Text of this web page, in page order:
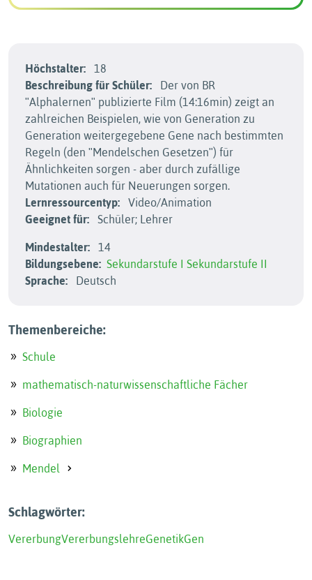
Höchstalter:
18
Beschreibung für Schüler:
Der von BR
ʺAlphalernenʺ publizierte Film (14:16min) zeigt an
zahlreichen Beispielen, wie von Generation zu
Generation weitergegebene Gene nach bestimmten
Regeln (den ʺMendelschen Gesetzenʺ) für
Ähnlichkeiten sorgen - aber durch zufällige
Mutationen auch für Neuerungen sorgen.
Lernressourcentyp:
Video/Animation
Geeignet für:
Schüler; Lehrer
Mindestalter:
14
Bildungsebene: Sekundarstufe I Sekundarstufe II
Sprache:
Deutsch
Themenbereiche:
Schule
mathematisch-naturwissenschaftliche Fächer
Biologie
Biographien
Mendel
Schlagwörter:
VererbungVererbungslehreGenetikGen